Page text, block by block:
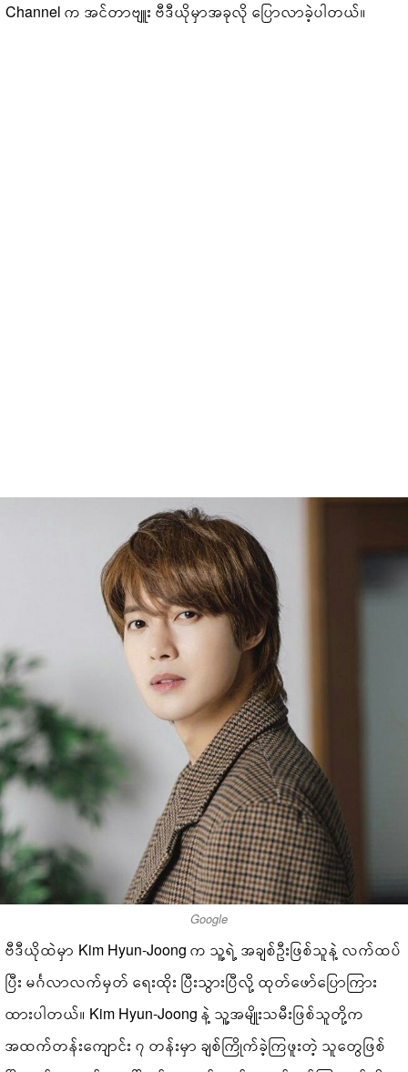
Channel က အင်တာဗျူး ဗီဒီယိုမှာအခုလို ပြောလာခဲ့ပါတယ်။
Google
ဗီဒီယိုထဲမှာ Kim Hyun-Joong က သူ့ရဲ့ အချစ်ဦးဖြစ်သူနဲ့ လက်ထပ်
ပြီး မင်္ဂလာလက်မှတ် ရေးထိုး ပြီးသွားပြီလို့ ထုတ်ဖော်ပြောကြား
ထားပါတယ်။ Kim Hyun-Joong နဲ့ သူ့အမျိုးသမီးဖြစ်သူတို့က
အထက်တန်းကျောင်း ၇ တန်းမှာ ချစ်ကြိုက်ခဲ့ကြဖူးတဲ့ သူတွေဖြစ်